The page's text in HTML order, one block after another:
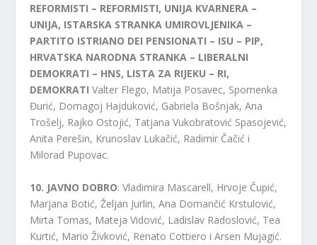
REFORMISTI – REFORMISTI, UNIJA KVARNERA –
UNIJA, ISTARSKA STRANKA UMIROVLJENIKA –
PARTITO ISTRIANO DEI PENSIONATI – ISU – PIP,
HRVATSKA NARODNA STRANKA – LIBERALNI
DEMOKRATI – HNS, LISTA ZA RIJEKU – RI,
DEMOKRATI Valter Flego, Matija Posavec, Spomenka
Đurić, Domagoj Hajduković, Gabriela Bošnjak, Ana
Trošelj, Rajko Ostojić, Tatjana Vukobratović Spasojević,
Anita Perešin, Krunoslav Lukačić, Radimir Čačić i
Milorad Pupovac.
10. JAVNO DOBRO: Vladimira Mascarell, Hrvoje Čupić,
Marjana Botić, Željan Jurlin, Ana Domančić Krstulović,
Mirta Tomas, Mateja Vidović, Ladislav Radoslović, Tea
Kurtić, Mario Živković, Renato Cottiero i Arsen Mujagić.